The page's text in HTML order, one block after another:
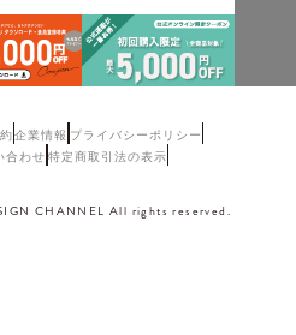
企業情報 プライバシーポリシー
合わせ 特定商取引法の表示
CHANNEL All rights reserved.